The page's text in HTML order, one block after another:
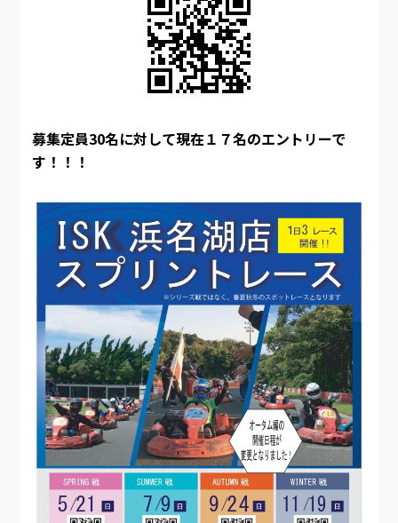
募集定員30名に対して現在１７名のエントリーで
す！！！